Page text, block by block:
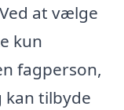
at vælge
kun
fagperson,
kan tilbyde